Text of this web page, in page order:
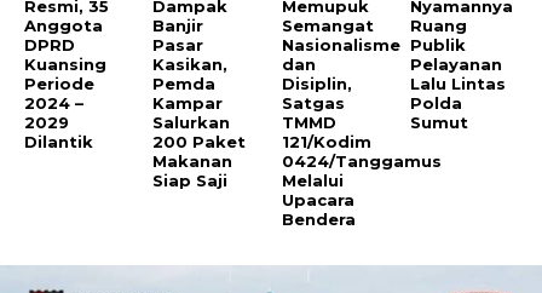
2029
Dilantik
Salurkan
200 Paket
Makanan
Siap Saji
TMMD
121/Kodim
0424/Tanggamus
Melalui
Upacara
Bendera
Sumut